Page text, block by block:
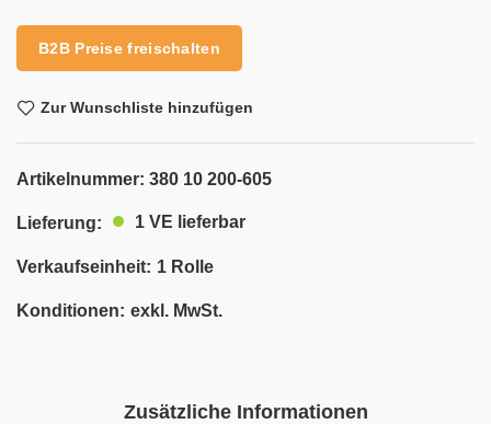
B2B Preise freischalten
Zur Wunschliste hinzufügen
Artikelnummer: 380 10 200-605
Lieferung: 1 VE lieferbar
Verkaufseinheit: 1 Rolle
Konditionen: exkl. MwSt.
Zusätzliche Informationen